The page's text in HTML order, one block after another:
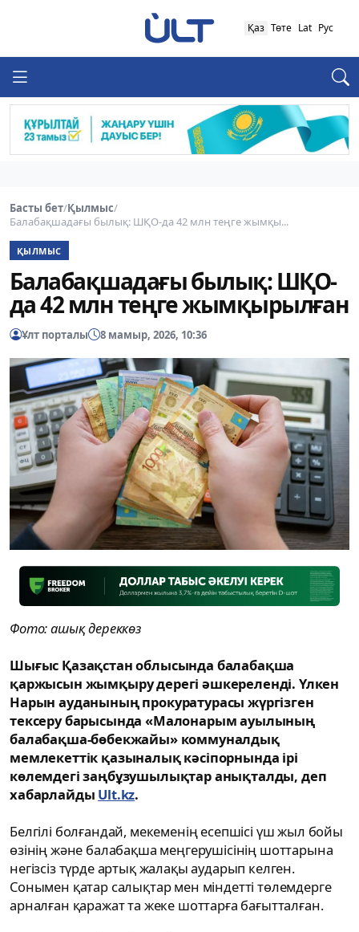
Қаз Төте Lat Рус
Басты бет/Қылмыс/
Балабақшадағы былық: ШҚО-да 42 млн теңге жымқы...
ҚЫЛМЫС
Балабақшадағы былық: ШҚО-
да 42 млн теңге жымқырылған
Ұлт порталы 8 мамыр, 2026, 10:36
Фото: ашық дереккөз
Шығыс Қазақстан облысында балабақша
қаржысын жымқыру дерегі әшкереленді. Үлкен
Нарын ауданының прокуратурасы жүргізген
тексеру барысында «Малонарым ауылының
балабақша-бөбекжайы» коммуналдық
мемлекеттік қазыналық кәсіпорнында ірі
көлемдегі заңбұзушылықтар анықталды, деп
хабарлайды Ult.kz.
Белгілі болғандай, мекеменің есепшісі үш жыл бойы
өзінің және балабақша меңгерушісінің шоттарына
негізсіз түрде артық жалақы аударып келген.
Сонымен қатар салықтар мен міндетті төлемдерге
арналған қаражат та жеке шоттарға бағытталған.